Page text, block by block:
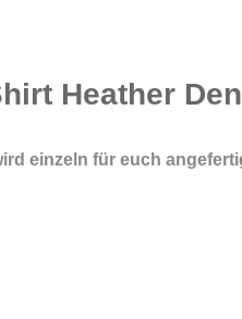
Heather
einzeln für euch